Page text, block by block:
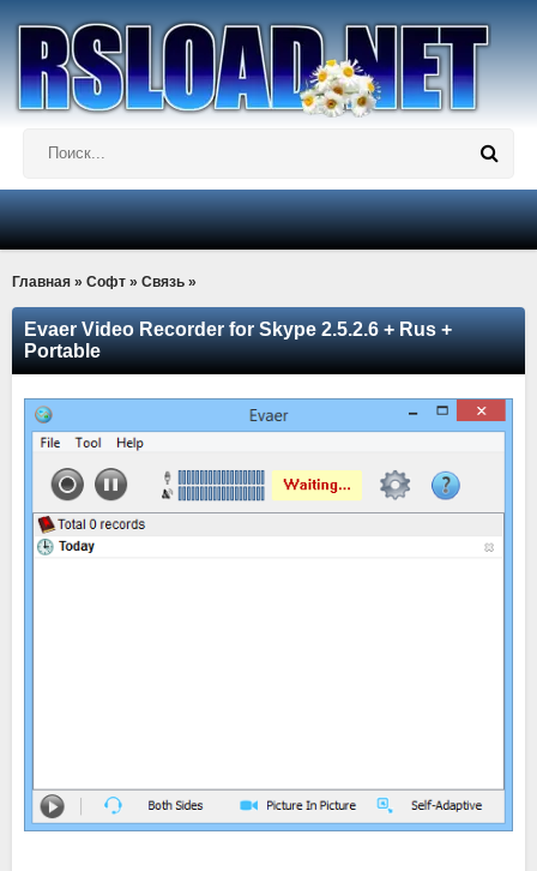
Главная » Софт » Связь »
Evaer Video Recorder for Skype 2.5.2.6 + Rus +
Portable